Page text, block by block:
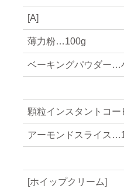
[A]
薄力粉…100g
ベーキングパウダー…
顆粒インスタントコ
アーモンドスライス
[ホイップクリーム]